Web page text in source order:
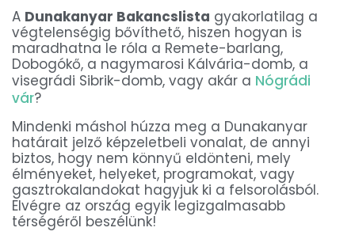
A Dunakanyar Bakancslista gyakorlatilag a
végtelenségig bővíthető, hiszen hogyan is
maradhatna le róla a Remete-barlang,
Dobogókő, a nagymarosi Kálvária-domb, a
visegrádi Sibrik-domb, vagy akár a Nógrádi
vár?
Mindenki máshol húzza meg a Dunakanyar
határait jelző képzeletbeli vonalat, de annyi
biztos, hogy nem könnyű eldönteni, mely
élményeket, helyeket, programokat, vagy
gasztrokalandokat hagyjuk ki a felsorolásból.
Elvégre az ország egyik legizgalmasabb
térségéről beszélünk!